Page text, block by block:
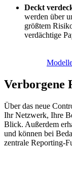
Deckt
werden über
größtem
verdächtige
Verborgene
Über das neue
Ihr Netzwerk, Ihre
Blick. Außerdem
und können bei
zentrale Reporting-